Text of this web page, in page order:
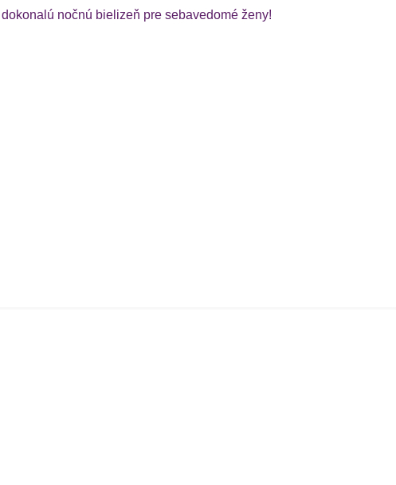
nočnú bielizeň pre sebavedomé ženy!